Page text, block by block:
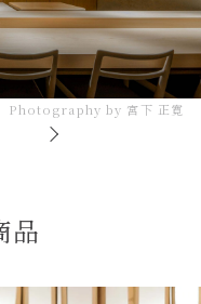
Photography by 宮下 正寛
品